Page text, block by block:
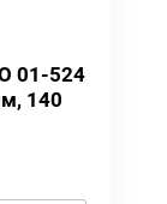
01-524
140